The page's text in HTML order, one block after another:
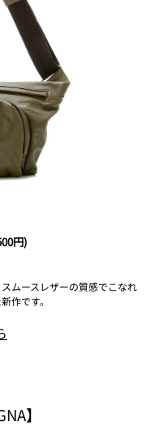
円)
ムースレザーの質感でこなれ
作です。
】